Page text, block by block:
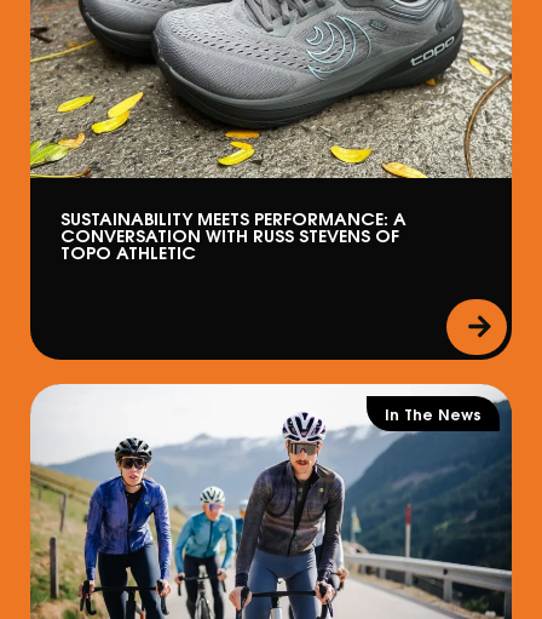
SUSTAINABILITY MEETS PERFORMANCE: A
CONVERSATION WITH RUSS STEVENS OF
TOPO ATHLETIC
In The News